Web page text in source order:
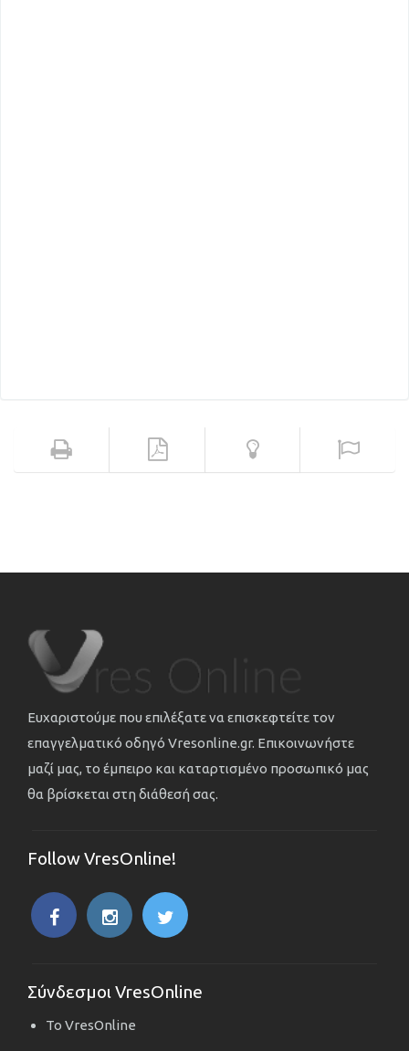
Ευχαριστούμε που επιλέξατε να επισκεφτείτε τον
επαγγελματικό οδηγό Vresonline.gr. Επικοινωνήστε
μαζί μας, το έμπειρο και καταρτισμένο προσωπικό μας
θα βρίσκεται στη διάθεσή σας.
Follow VresOnline!
Σύνδεσμοι VresOnline
Το VresOnline